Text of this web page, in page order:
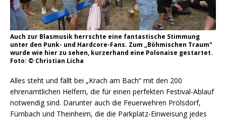
Auch zur Blasmusik herrschte eine fantastische Stimmung
unter den Punk- und Hardcore-Fans. Zum „Böhmischen Traum“
wurde wie hier zu sehen, kurzerhand eine Polonaise gestartet.
Foto: © Christian Licha
Alles steht und fällt bei „Krach am Bach“ mit den 200
ehrenamtlichen Helfern, die für einen perfekten Festival-Ablauf
notwendig sind. Darunter auch die Feuerwehren Prölsdorf,
Fürnbach und Theinheim, die die Parkplatz-Einweisung jedes